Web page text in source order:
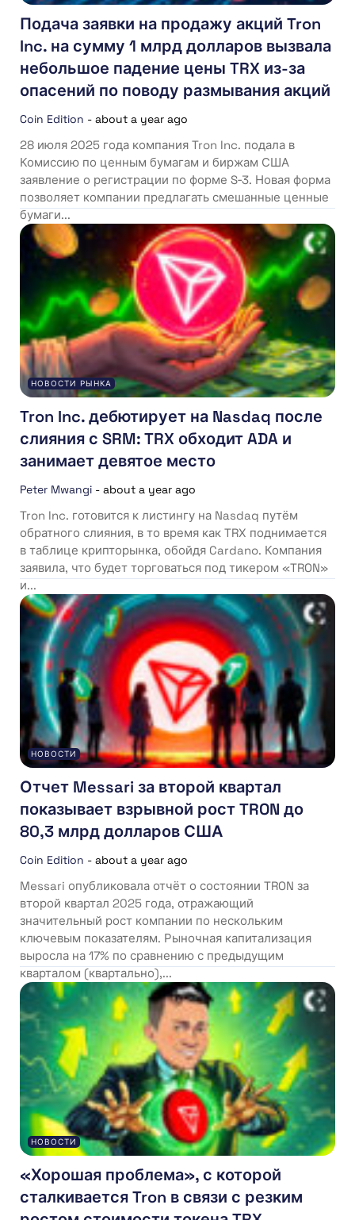
Подача заявки на продажу акций Tron
Inc. на сумму 1 млрд долларов вызвала
небольшое падение цены TRX из-за
опасений по поводу размывания акций
Coin Edition - about a year ago
28 июля 2025 года компания Tron Inc. подала в
Комиссию по ценным бумагам и биржам США
заявление о регистрации по форме S‑3. Новая форма
позволяет компании предлагать смешанные ценные
бумаги...
НОВОСТИ РЫНКА
Tron Inc. дебютирует на Nasdaq после
слияния с SRM: TRX обходит ADA и
занимает девятое место
Peter Mwangi - about a year ago
Tron Inc. готовится к листингу на Nasdaq путём
обратного слияния, в то время как TRX поднимается
в таблице крипторынка, обойдя Cardano. Компания
заявила, что будет торговаться под тикером «TRON»
и...
НОВОСТИ
Отчет Messari за второй квартал
показывает взрывной рост TRON до
80,3 млрд долларов США
Coin Edition - about a year ago
Messari опубликовала отчёт о состоянии TRON за
второй квартал 2025 года, отражающий
значительный рост компании по нескольким
ключевым показателям. Рыночная капитализация
выросла на 17% по сравнению с предыдущим
кварталом (квартально),...
НОВОСТИ
«Хорошая проблема», с которой
сталкивается Tron в связи с резким